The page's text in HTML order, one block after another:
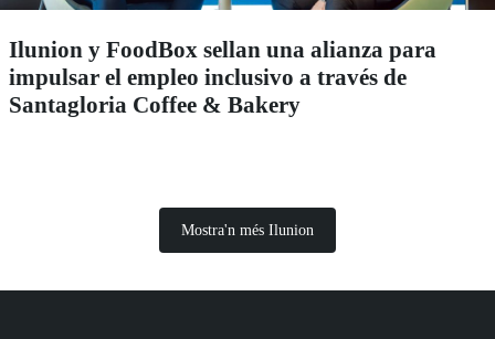
Ilunion y FoodBox sellan una alianza para
impulsar el empleo inclusivo a través de
Santagloria Coffee & Bakery
Mostra'n més Ilunion